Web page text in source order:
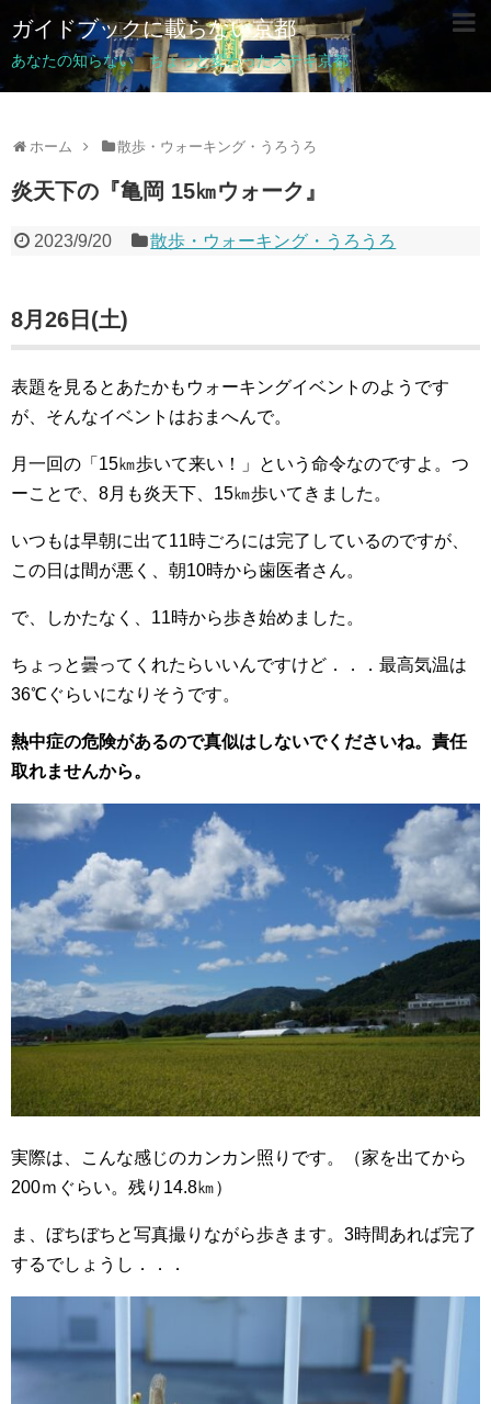
ガイドブックに載らない京都
あなたの知らない ちょっと変わったステキ京都
ホーム 散歩・ウォーキング・うろうろ
炎天下の『亀岡 15㎞ウォーク』
2023/9/20 散歩・ウォーキング・うろうろ
8月26日(土)
表題を見るとあたかもウォーキングイベントのようです
が、そんなイベントはおまへんで。
月一回の「15㎞歩いて来い！」という命令なのですよ。つ
ーことで、8月も炎天下、15㎞歩いてきました。
いつもは早朝に出て11時ごろには完了しているのですが、
この日は間が悪く、朝10時から歯医者さん。
で、しかたなく、11時から歩き始めました。
ちょっと曇ってくれたらいいんですけど．．．最高気温は
36℃ぐらいになりそうです。
熱中症の危険があるので真似はしないでくださいね。責任
取れませんから。
実際は、こんな感じのカンカン照りです。（家を出てから
200ｍぐらい。残り14.8㎞）
ま、ぼちぼちと写真撮りながら歩きます。3時間あれば完了
するでしょうし．．．